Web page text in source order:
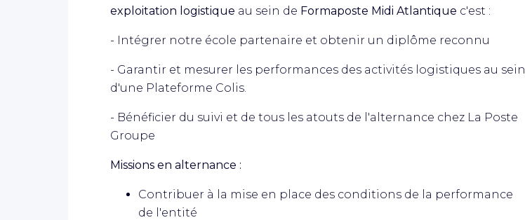
exploitation logistique au sein de Formaposte Midi Atlantique c'est :
- Intégrer notre école partenaire et obtenir un diplôme reconnu
- Garantir et mesurer les performances des activités logistiques au sein
d'une Plateforme Colis.
- Bénéficier du suivi et de tous les atouts de l'alternance chez La Poste
Groupe
Missions en alternance :
Contribuer à la mise en place des conditions de la performance
de l'entité